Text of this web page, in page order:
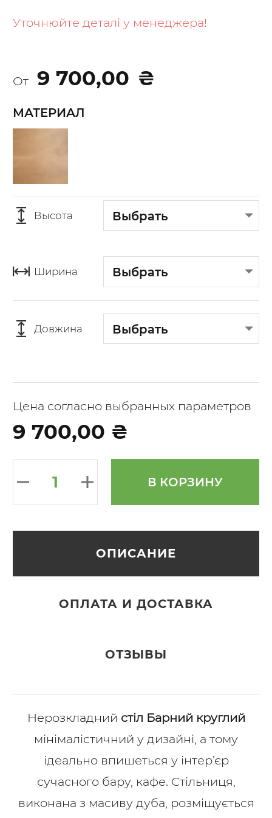
Уточнюйте деталі у менеджера!
От 9 700,00 ₴
Высота Выбрать
Довжина Выбрать
МАТЕРИАЛ
Ширина Выбрать
Цена согласно выбранных параметров
9 700,00 ₴
В КОРЗИНУ
the
images
ОПИСАНИЕ
ОПЛАТА И ДОСТАВКА
ОТЗЫВЫ
Нерозкладний стіл Барний круглий
мінімалістичний у дизайні, а тому
ідеально впишеться у інтер’єр
сучасного бару, кафе. Стільниця,
виконана з масиву дуба, розміщується